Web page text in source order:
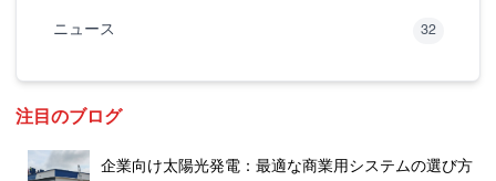
ニュース 32
注目のブログ
企業向け太陽光発電：最適な商業用システムの選び方